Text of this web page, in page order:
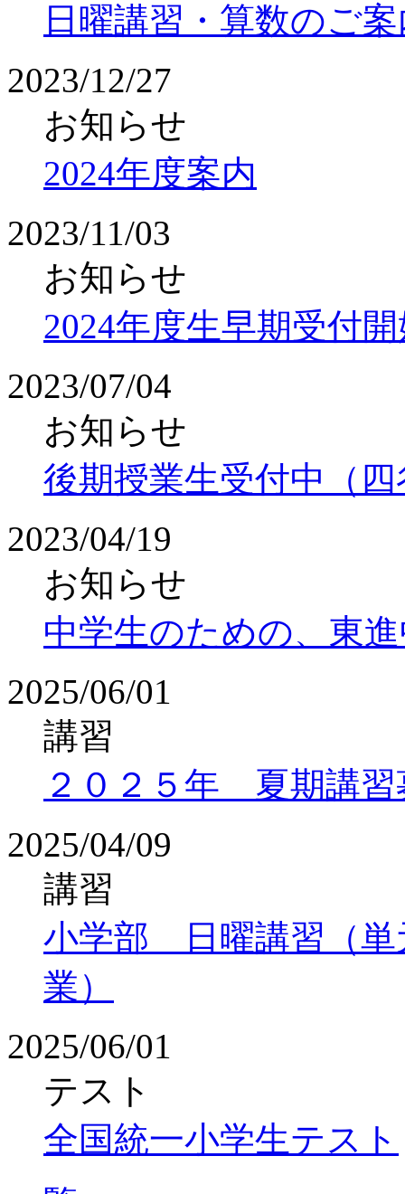
日曜講習・算数のご
2023/12/27
お知らせ
2024年度案内
2023/11/03
お知らせ
2024年度生早期受付
2023/07/04
お知らせ
後期授業生受付中（
2023/04/19
お知らせ
中学生のための、東
2025/06/01
講習
２０２５年 夏期講習
2025/04/09
講習
小学部 日曜講習（
業）
2025/06/01
テスト
全国統一小学生テスト